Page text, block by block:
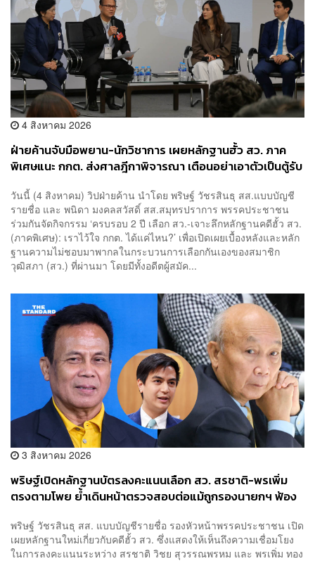
4 สิงหาคม 2026
ฝ่ายค้านจับมือพยาน-นักวิชาการ เผยหลักฐานฮั้ว สว. ภาค
พิเศษแนะ กกต. ส่งศาลฎีกาพิจารณา เตือนอย่าเอาตัวเป็นตู้รับ
วันนี้ (4 สิงหาคม) วิปฝ่ายค้าน นำโดย พริษฐ์ วัชรสินธุ สส.แบบบัญชี
รายชื่อ และ พนิดา มงคลสวัสดิ์ สส.สมุทรปราการ พรรคประชาชน
ร่วมกันจัดกิจกรรม ‘ครบรอบ 2 ปี เลือก สว.-เจาะลึกหลักฐานคดีฮั้ว สว.
(ภาคพิเศษ): เราไว้ใจ กกต. ได้แค่ไหน?’ เพื่อเปิดเผยเบื้องหลังและหลัก
ฐานความไม่ชอบมาพากลในกระบวนการเลือกกันเองของสมาชิก
วุฒิสภา (สว.) ที่ผ่านมา โดยมีทั้งอดีตผู้สมัค...
3 สิงหาคม 2026
พริษฐ์เปิดหลักฐานบัตรลงคะแนนเลือก สว. สรชาติ-พรเพิ่ม
ตรงตามโพย ย้ำเดินหน้าตรวจสอบต่อแม้ถูกรองนายกฯ ฟ้อง
พริษฐ์ วัชรสินธุ สส. แบบบัญชีรายชื่อ รองหัวหน้าพรรคประชาชน เปิด
เผยหลักฐานใหม่เกี่ยวกับคดีฮั้ว สว. ซึ่งแสดงให้เห็นถึงความเชื่อมโยง
ในการลงคะแนนระหว่าง สรชาติ วิชย สุวรรณพรหม และ พรเพิ่ม ทอง